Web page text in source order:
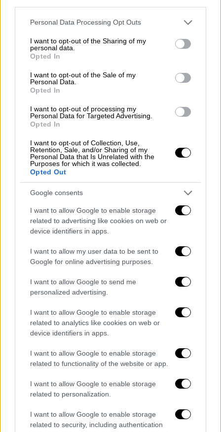
Please note that this website/app uses one or more Google
not limited to your visit or usage behaviour. You may click to
grant or deny consent to Google and its third-party tags to
use your data for below specified purposes in below Google
consent section.
Personal Data Processing Opt Outs
I want to opt-out of the Sharing of my
personal data.
Opted In
I want to opt-out of the Sale of my
Personal Data.
Opted In
I want to opt-out of processing my
Personal Data for Targeted Advertising.
Opted In
I want to opt-out of Collection, Use,
Retention, Sale, and/or Sharing of my
Personal Data that Is Unrelated with the
Purposes for which it was collected.
Opted Out
Google consents
I want to allow Google to enable storage
related to advertising like cookies on web or
device identifiers in apps.
I want to allow my user data to be sent to
Google for online advertising purposes.
I want to allow Google to send me
personalized advertising.
I want to allow Google to enable storage
related to analytics like cookies on web or
device identifiers in apps.
I want to allow Google to enable storage
related to functionality of the website or app.
I want to allow Google to enable storage
related to personalization.
I want to allow Google to enable storage
related to security, including authentication
2) Πόσο γίνεται κάποιος να μην
αναφέρει τη μεγαλύτερη κόντρα του
Χόλιγουντ;
Λίγες μέρες πριν από τις Σφαίρες, η Μπλέικ
Λάιβλι (Blake Lively) μήνυσε τον σκηνοθέτη
του «It Ends With Us» Τζάστιν Μπαλντόνι
(Justin Baldoni) και αρκετούς άλλους
συνδεδεμένους με το ρομαντικό δράμα,
ισχυριζόμενη ότι παρενοχλήθηκε σεξουαλικά
και δέχθηκε μια συντονισμένη εκστρατεία
για να αμαυρωθεί η φήμη της
για τη θεραπεία της στο πλατό. Ο
Μπαλντόνι, ο οποίος αρνήθηκε τις
κατηγορίες, προχώρησε και αυτός σε μήνυση
κατηγορώντας τους New York Times για
συκοφαντική δυσφήμιση στην ιστορία τους
σχετικά με τους ισχυρισμούς της